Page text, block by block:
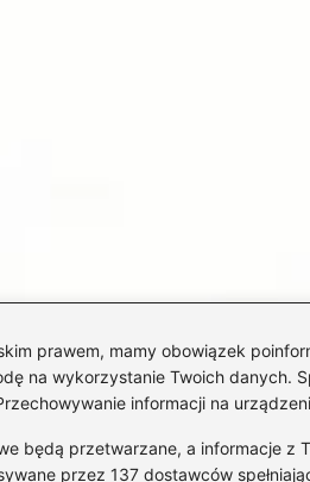
prawem, mamy obowiązek
na wykorzystanie Twoich danych.
informacji na
będą przetwarzane, a informacje
przez 137 dostawców